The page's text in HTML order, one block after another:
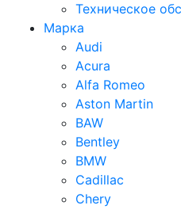
Техническое
Марка
Audi
Acura
Alfa Romeo
Aston Martin
BAW
Bentley
BMW
Cadillac
Chery